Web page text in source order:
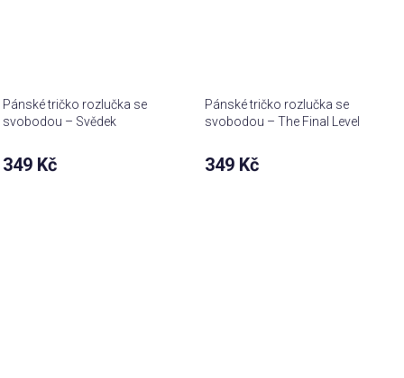
Pánské tričko rozlučka se
svobodou – Svědek
349 Kč
Pánské tričko rozlučka se
svobodou – The Final Level
349 Kč